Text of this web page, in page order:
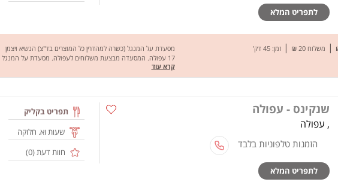
לתפריט המלא
| משלוח 20 ₪ | זמן: 45 דק’
מסעדת על המנגל (כשרה למהדרין כל המוצרים בד"צ) הנשיא ויצמן
17 עפולה. המסעדה מבצעת משלוחים לעפולה. מסעדת על המנגל
מציעה מגוון רחב של מנות טעימות במיוחד כמו: פרגית, קבב ביתי,
שיפודי שווארמה, כבד, לבבות, שניצל, חזה עוף, המבורגר אנטריקוט,
סלט ירקות,פאי פקאן טבעוני, צנצנת מלבי ועוד. מחכים לכם לחוויה
קרא עוד
שנקינס - עפולה
, עפולה
הזמנות טלפוניות בלבד
לתפריט המלא
תפריט בקליק
שעות וא. חלוקה
חוות דעת (0
)